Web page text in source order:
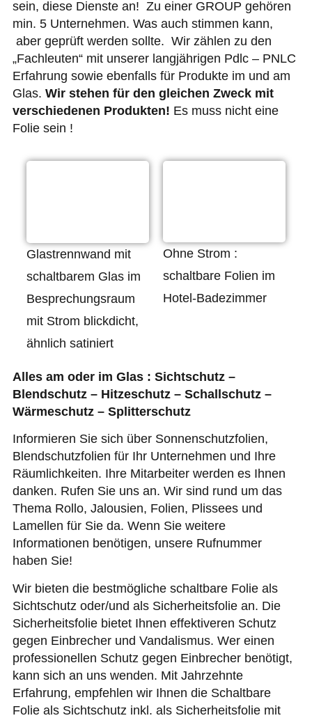
sein, diese Dienste an! Zu einer GROUP gehören
min. 5 Unternehmen. Was auch stimmen kann,
aber geprüft werden sollte. Wir zählen zu den
„Fachleuten“ mit unserer langjährigen Pdlc – PNLC
Erfahrung sowie ebenfalls für Produkte im und am
Glas. Wir stehen für den gleichen Zweck mit
verschiedenen Produkten! Es muss nicht eine
Folie sein !
Glastrennwand mit
schaltbarem Glas im
Besprechungsraum
mit Strom blickdicht,
ähnlich satiniert
Ohne Strom :
schaltbare Folien im
Hotel-Badezimmer
Alles am oder im Glas : Sichtschutz –
Blendschutz – Hitzeschutz – Schallschutz –
Wärmeschutz – Splitterschutz
Informieren Sie sich über Sonnenschutzfolien,
Blendschutzfolien für Ihr Unternehmen und Ihre
Räumlichkeiten. Ihre Mitarbeiter werden es Ihnen
danken. Rufen Sie uns an. Wir sind rund um das
Thema Rollo, Jalousien, Folien, Plissees und
Lamellen für Sie da. Wenn Sie weitere
Informationen benötigen, unsere Rufnummer
haben Sie!
Wir bieten die bestmögliche schaltbare Folie als
Sichtschutz oder/und als Sicherheitsfolie an. Die
Sicherheitsfolie bietet Ihnen effektiveren Schutz
gegen Einbrecher und Vandalismus. Wer einen
professionellen Schutz gegen Einbrecher benötigt,
kann sich an uns wenden. Mit Jahrzehnte
Erfahrung, empfehlen wir Ihnen die Schaltbare
Folie als Sichtschutz inkl. als Sicherheitsfolie mit